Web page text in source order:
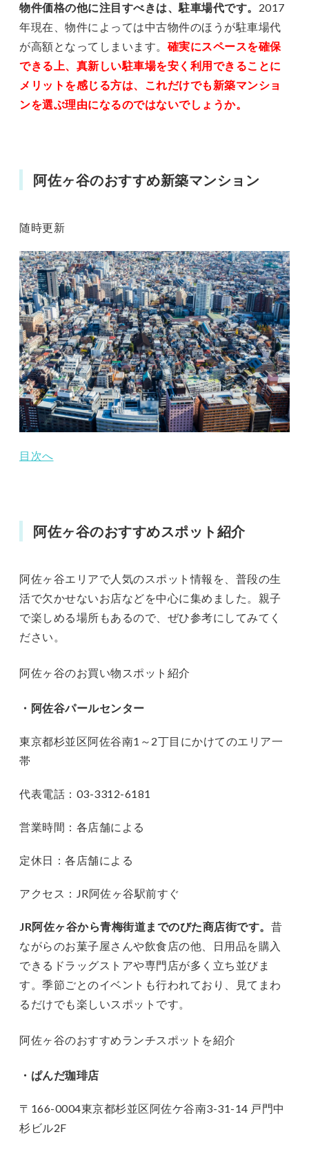
物件価格の他に注目すべきは、駐車場代です。 2017
年現在、物件によっては中古物件のほうが駐車場代
が高額となってしまいます。 確実にスペースを確保
できる上、真新しい駐車場を安く利用できることに
メリットを感じる方は、これだけでも新築マンショ
ンを選ぶ理由になるのではないでしょうか。
阿佐ヶ谷のおすすめ新築マンション
随時更新
目次へ
阿佐ヶ谷のおすすめスポット紹介
阿佐ヶ谷エリアで人気のスポット情報を、普段の生
活で欠かせないお店などを中心に集めました。親子
で楽しめる場所もあるので、ぜひ参考にしてみてく
ださい。
阿佐ヶ谷のお買い物スポット紹介
・阿佐谷パールセンター
東京都杉並区阿佐谷南1～2丁目にかけてのエリア一
帯
代表電話：03-3312-6181
営業時間：各店舗による
定休日：各店舗による
アクセス：JR阿佐ヶ谷駅前すぐ
JR阿佐ヶ谷から青梅街道までのびた商店街です。 昔
ながらのお菓子屋さんや飲食店の他、日用品を購入
できるドラッグストアや専門店が多く立ち並びま
す。季節ごとのイベントも行われており、見てまわ
るだけでも楽しいスポットです。
阿佐ヶ谷のおすすめランチスポットを紹介
・ぱんだ珈琲店
〒166-0004東京都杉並区阿佐ケ谷南3-31-14 戸門中
杉ビル2F